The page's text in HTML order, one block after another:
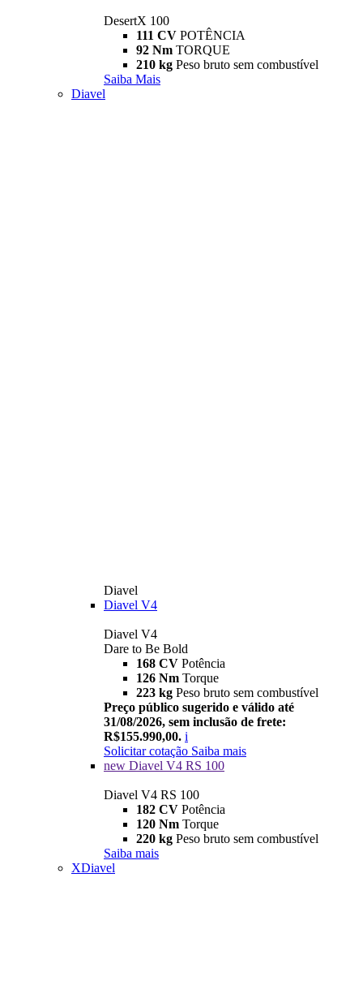
DesertX 100
111 CV POTÊNCIA
92 Nm TORQUE
210 kg Peso bruto sem combustível
Saiba Mais
Diavel
Diavel
Diavel V4
Diavel V4
Dare to Be Bold
168 CV Potência
126 Nm Torque
223 kg Peso bruto sem combustível
Preço público sugerido e válido até
31/08/2026, sem inclusão de frete:
R$155.990,00. i
Solicitar cotação Saiba mais
new Diavel V4 RS 100
Diavel V4 RS 100
182 CV Potência
120 Nm Torque
220 kg Peso bruto sem combustível
Saiba mais
XDiavel